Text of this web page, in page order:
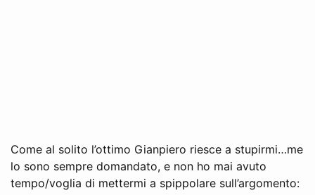
Come al solito l’ottimo Gianpiero riesce a stupirmi…me
lo sono sempre domandato, e non ho mai avuto
tempo/voglia di mettermi a spippolare sull’argomento: